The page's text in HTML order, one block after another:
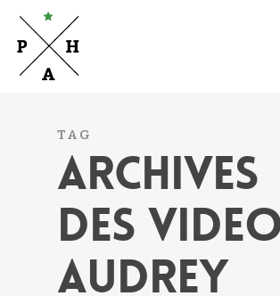
main
content
TAG
ARCHIVES
DES
AUDREY